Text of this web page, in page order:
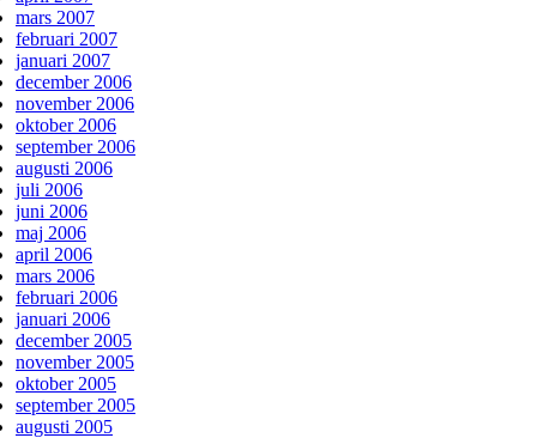
mars 2007
februari 2007
januari 2007
december 2006
november 2006
oktober 2006
september 2006
augusti 2006
juli 2006
juni 2006
maj 2006
april 2006
mars 2006
februari 2006
januari 2006
december 2005
november 2005
oktober 2005
september 2005
augusti 2005